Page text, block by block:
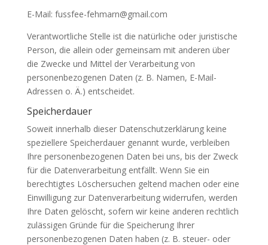
E-Mail: fussfee-fehmarn@gmail.com
Verantwortliche Stelle ist die natürliche oder juristische
Person, die allein oder gemeinsam mit anderen über
die Zwecke und Mittel der Verarbeitung von
personenbezogenen Daten (z. B. Namen, E-Mail-
Adressen o. Ä.) entscheidet.
Speicherdauer
Soweit innerhalb dieser Datenschutzerklärung keine
speziellere Speicherdauer genannt wurde, verbleiben
Ihre personenbezogenen Daten bei uns, bis der Zweck
für die Datenverarbeitung entfällt. Wenn Sie ein
berechtigtes Löschersuchen geltend machen oder eine
Einwilligung zur Datenverarbeitung widerrufen, werden
Ihre Daten gelöscht, sofern wir keine anderen rechtlich
zulässigen Gründe für die Speicherung Ihrer
personenbezogenen Daten haben (z. B. steuer- oder